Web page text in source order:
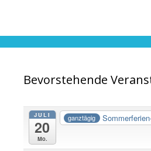
Bevorstehende
JULI
20
Mo.
ganztägig